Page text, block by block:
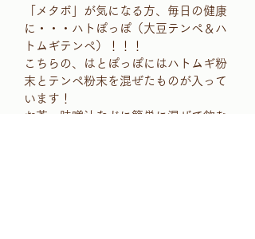
「メタボ」が気になる方、毎日の健康
に・・・ハトぽっぽ（大豆テンペ＆ハ
トムギテンペ）！！！
こちらの、はとぽっぽにはハトムギ粉
末とテンペ粉末を混ぜたものが入って
います！
お茶・味噌汁などに簡単に混ぜて飲む